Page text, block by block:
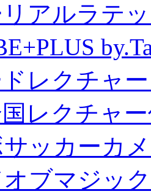
アルラテ
レクチャ
国レクチャ
ッカーカ
ブマジッ